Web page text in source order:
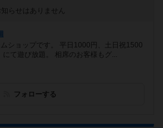
知らせはありません
ムショップです。 平日1000円、土日祝1500
にて遊び放題。 相席のお客様もグ...
フォローする